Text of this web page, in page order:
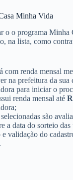
Minha Vida
o o programa
na lista, como
com renda mensal
na prefeitura da sua
para iniciar o
renda mensal até
são
a data do sorteio das
validação do